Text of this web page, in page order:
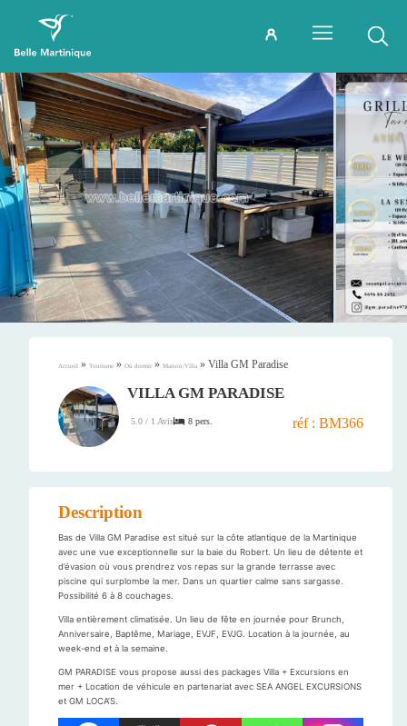
Accueil » Tourisme » Où dormir » Maison/Villa » Villa GM Paradise
VILLA GM PARADISE
5.0 / 1 Avis 8 pers. réf : BM366
Description
Bas de Villa GM Paradise est situé sur la côte atlantique de la Martinique
avec une vue exceptionnelle sur la baie du Robert. Un lieu de détente et
d’évasion où vous prendrez vos repas sur la grande terrasse avec
piscine qui surplombe la mer. Dans un quartier calme sans sargasse.
Possibilité 6 à 8 couchages.
Villa entièrement climatisée. Un lieu de fête en journée pour Brunch,
Anniversaire, Baptême, Mariage, EVJF, EVJG. Location à la journée, au
week-end et à la semaine.
GM PARADISE vous propose aussi des packages Villa + Excursions en
mer + Location de véhicule en partenariat avec SEA ANGEL EXCURSIONS
et GM LOCA’S.